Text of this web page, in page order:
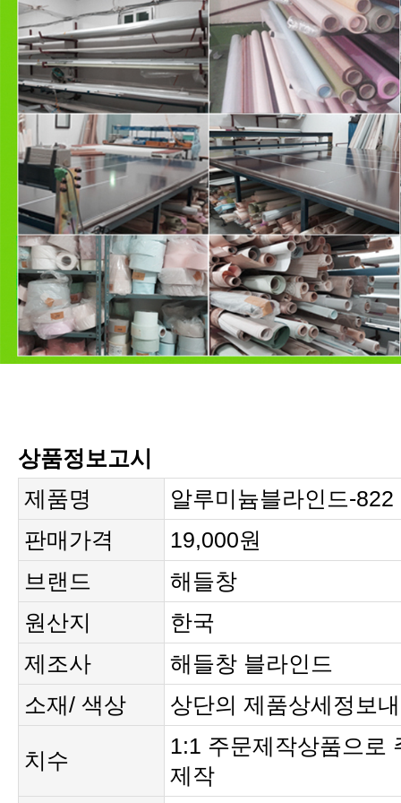
상품정보고시
제품명
알루미늄블라인드-822
판매가격
19,000원
브랜드
해들창
원산지
한국
제조사
해들창 블라인드
소재/ 색상
상단의 제품상세정보
치수
제작